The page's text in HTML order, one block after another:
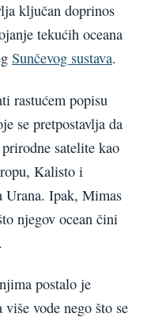
ključan doprinos
tekućih oceana
Sunčevog sustava.
rastućem popisu
se pretpostavlja da
satelite kao
Kalisto i
Urana. Ipak, Mimas
njegov ocean čini
postalo je
vode nego što se